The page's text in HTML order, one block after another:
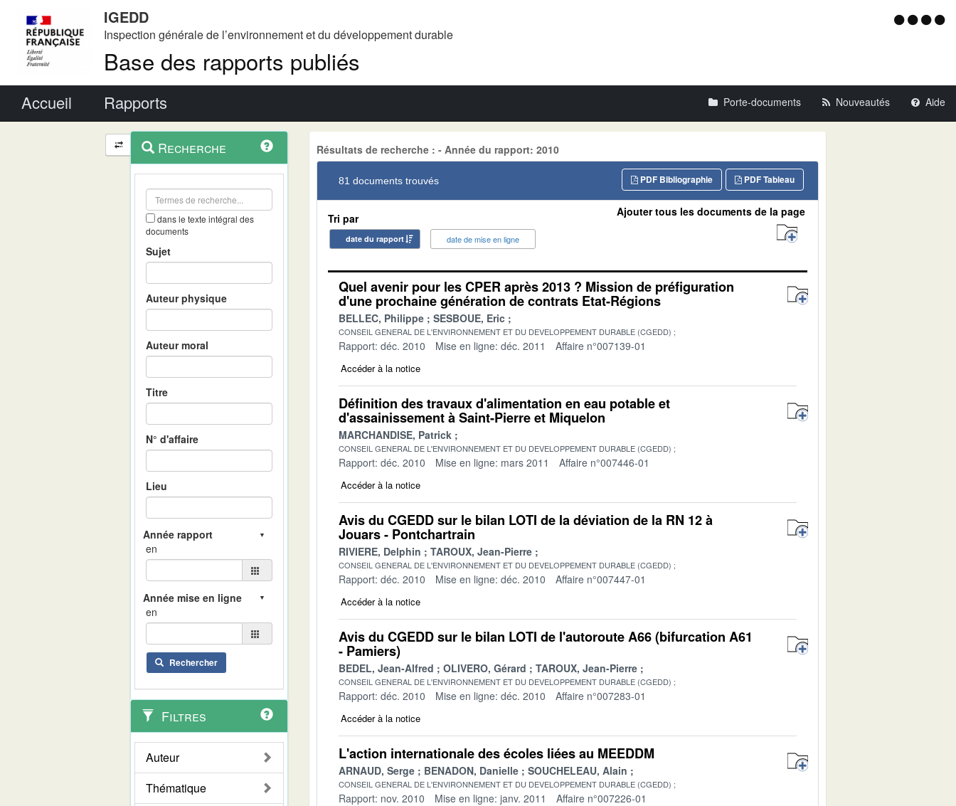
IGEDD
Inspection générale de l’environnement et du développement durable
Base des rapports publiés
Menu
Accueil Rapports Porte-documents Nouveautés Aide
Navigation
et
outils
contextuel
Recherche
dans le texte intégral des
documents
Sujet
Auteur physique
Auteur moral
Titre
N° d'affaire
Lieu
en
en
Rechercher
Filtres
Auteur
Thématique
Résultats de recherche : - Année du rapport: 2010
81 documents trouvés PDF Tableau
PDF Bibliographie
Tri par
date du rapport date de mise en ligne
Ajouter tous les documents de la page
Quel avenir pour les CPER après 2013 ? Mission de préfiguration
d'une prochaine génération de contrats Etat-Régions
BELLEC, Philippe SESBOUE, Eric
CONSEIL GENERAL DE L'ENVIRONNEMENT ET DU DEVELOPPEMENT DURABLE (CGEDD)
Rapport: déc. 2010 Mise en ligne: déc. 2011 Affaire n°007139-01
Accéder à la notice
Définition des travaux d'alimentation en eau potable et
d'assainissement à Saint-Pierre et Miquelon
MARCHANDISE, Patrick
CONSEIL GENERAL DE L'ENVIRONNEMENT ET DU DEVELOPPEMENT DURABLE (CGEDD)
Rapport: déc. 2010 Mise en ligne: mars 2011 Affaire n°007446-01
Accéder à la notice
Avis du CGEDD sur le bilan LOTI de la déviation de la RN 12 à
Jouars - Pontchartrain
RIVIERE, Delphin TAROUX, Jean-Pierre
CONSEIL GENERAL DE L'ENVIRONNEMENT ET DU DEVELOPPEMENT DURABLE (CGEDD)
Rapport: déc. 2010 Mise en ligne: déc. 2010 Affaire n°007447-01
Accéder à la notice
Avis du CGEDD sur le bilan LOTI de l'autoroute A66 (bifurcation A61
- Pamiers)
BEDEL, Jean-Alfred OLIVERO, Gérard TAROUX, Jean-Pierre
CONSEIL GENERAL DE L'ENVIRONNEMENT ET DU DEVELOPPEMENT DURABLE (CGEDD)
Rapport: déc. 2010 Mise en ligne: déc. 2010 Affaire n°007283-01
Accéder à la notice
L'action internationale des écoles liées au MEEDDM
ARNAUD, Serge BENADON, Danielle SOUCHELEAU, Alain
CONSEIL GENERAL DE L'ENVIRONNEMENT ET DU DEVELOPPEMENT DURABLE (CGEDD)
Rapport: nov. 2010 Mise en ligne: janv. 2011 Affaire n°007226-01